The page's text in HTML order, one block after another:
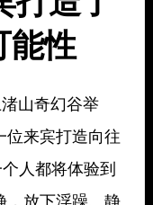
能性
山奇幻谷举
位来宾打造向往
人都将体验到
，放下浮躁、静